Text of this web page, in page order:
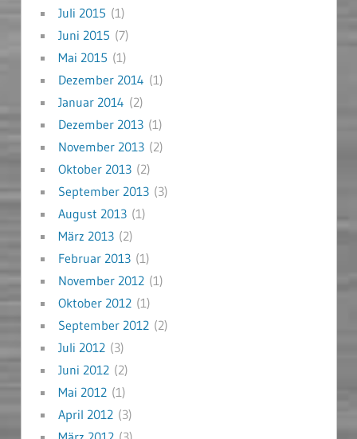
Juli 2015 (1)
Juni 2015 (7)
Mai 2015 (1)
Dezember 2014 (1)
Januar 2014 (2)
Dezember 2013(1)
November 2013(2)
Oktober 2013(2)
September 2013(3)
August 2013(1)
März 2013(2)
Februar 2013(1)
November 2012(1)
Oktober 2012(1)
September 2012(2)
Juli 2012(3)
Juni 2012(2)
Mai 2012(1)
April 2012(3)